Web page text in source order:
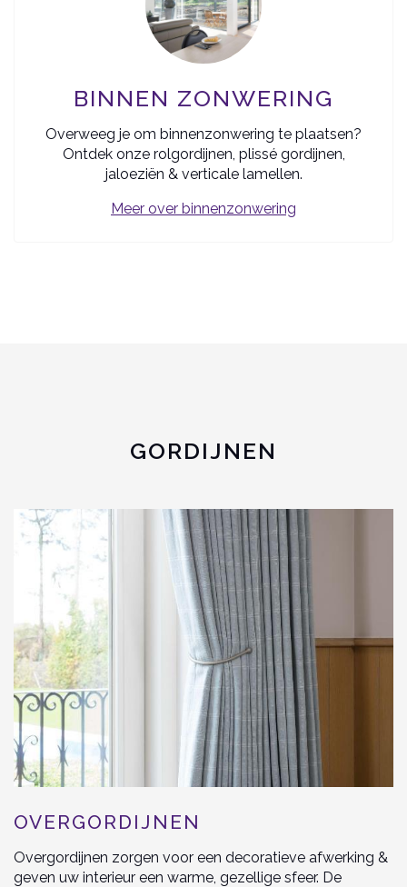
BINNEN ZONWERING
Overweeg je om binnenzonwering te plaatsen?
Ontdek onze rolgordijnen, plissé gordijnen,
jaloeziën & verticale lamellen.
Meer over binnenzonwering
GORDIJNEN
OVERGORDIJNEN
Overgordijnen zorgen voor een decoratieve afwerking &
geven uw interieur een warme, gezellige sfeer. De